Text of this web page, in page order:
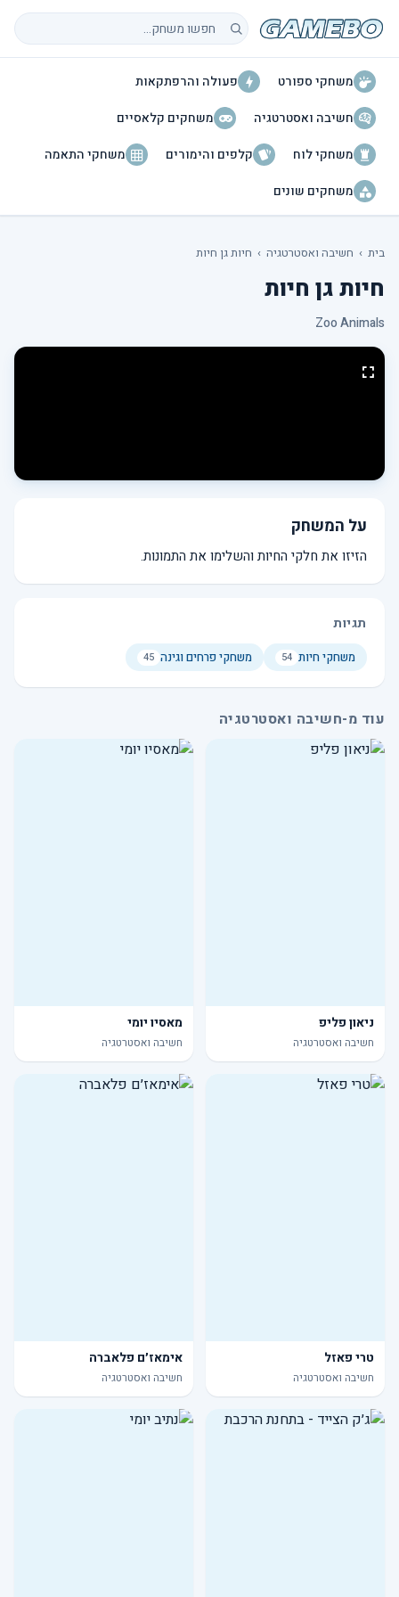
חיפוש משחקים
משחקי ספורט
פעולה והרפתקאות
חשיבה ואסטרטגיה
משחקים קלאסיים
משחקי לוח
קלפים והימורים
משחקי התאמה
משחקים שונים
בית › חשיבה ואסטרטגיה › חיות גן חיות
חיות גן חיות
Zoo Animals
על המשחק
הזיזו את חלקי החיות והשלימו את התמונות.
תגיות
משחקי חיות 54 משחקי פרחים וגינה 45
עוד מ-חשיבה ואסטרטגיה
ניאון פליפ
חשיבה ואסטרטגיה
מאסיו יומי
חשיבה ואסטרטגיה
טרי פאזל
חשיבה ואסטרטגיה
אימאז׳ם פלאברה
חשיבה ואסטרטגיה